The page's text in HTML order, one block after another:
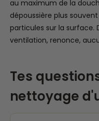
au maximum de la
dépoussière plus
particules sur la surface.
ventilation, renonce,
Tes
nettoyage